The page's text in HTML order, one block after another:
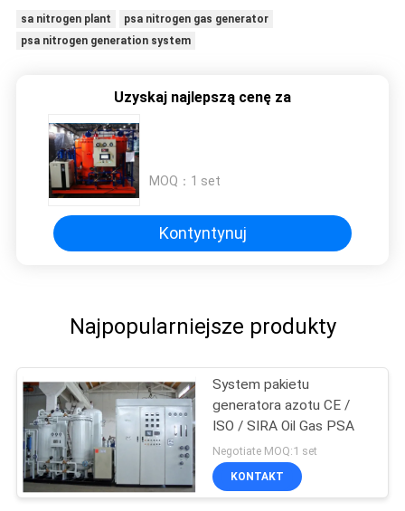
sa nitrogen plant
psa nitrogen gas generator
psa nitrogen generation system
Uzyskaj najlepszą cenę za
MOQ： 1 set
Kontyntynuj
Najpopularniejsze produkty
System pakietu
generatora azotu CE /
ISO / SIRA Oil Gas PSA
Negotiate MOQ:1 set
KONTAKT